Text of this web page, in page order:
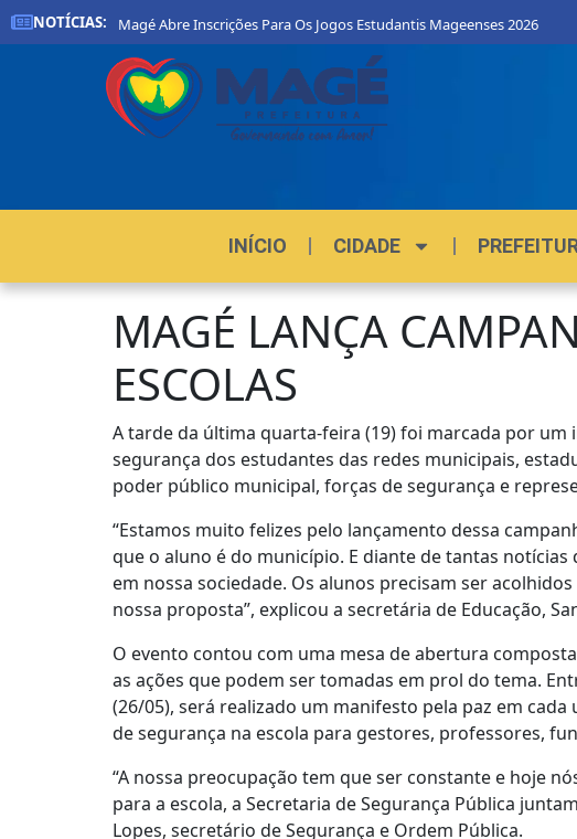
NOTÍCIAS:
De Magé Abre Inscrições Para Os Jogos Estudantis Mageenses 2026
INÍCIO CIDADE
MAGÉ LANÇA
ESCOLAS
A tarde da última quarta-feira (19) foi marcada por
segurança dos estudantes das redes municipais,
poder público municipal, forças de segurança e
“Estamos muito felizes pelo lançamento dessa
que o aluno é do município. E diante de tantas
em nossa sociedade. Os alunos precisam ser
nossa proposta”, explicou a secretária de Educação,
O evento contou com uma mesa de abertura
as ações que podem ser tomadas em prol do tema.
(26/05), será realizado um manifesto pela paz em
de segurança na escola para gestores, professores,
“A nossa preocupação tem que ser constante e hoje
para a escola, a Secretaria de Segurança Pública
Lopes, secretário de Segurança e Ordem Pública.